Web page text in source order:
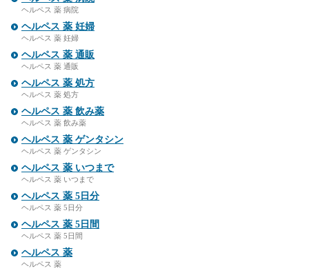
ヘルペス 薬 病院
ヘルペス 薬 妊婦
ヘルペス 薬 妊婦
ヘルペス 薬 通販
ヘルペス 薬 通販
ヘルペス 薬 処方
ヘルペス 薬 処方
ヘルペス 薬 飲み薬
ヘルペス 薬 飲み薬
ヘルペス 薬 ゲンタシン
ヘルペス 薬 ゲンタシン
ヘルペス 薬 いつまで
ヘルペス 薬 いつまで
ヘルペス 薬 5日分
ヘルペス 薬 5日分
ヘルペス 薬 5日間
ヘルペス 薬 5日間
ヘルペス 薬
ヘルペス 薬